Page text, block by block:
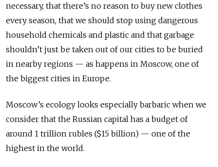
necessary, that there’s no reason to buy new clothes
every season, that we should stop using dangerous
household chemicals and plastic and that garbage
shouldn’t just be taken out of our cities to be buried
in nearby regions — as happens in Moscow, one of
the biggest cities in Europe.
Moscow’s ecology looks especially barbaric when we
consider that the Russian capital has a budget of
around 1 trillion rubles ($15 billion) — one of the
highest in the world.